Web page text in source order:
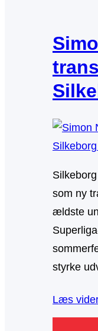
som ny
ældste
styrke
Læs